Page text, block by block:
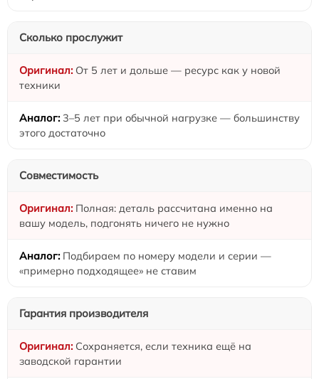
Сколько прослужит
От 5 лет и дольше — ресурс как у новой
техники
3–5 лет при обычной нагрузке — большинству
этого достаточно
Совместимость
Полная: деталь рассчитана именно на
вашу модель, подгонять ничего не нужно
Подбираем по номеру модели и серии —
«примерно подходящее» не ставим
Гарантия производителя
Сохраняется, если техника ещё на
заводской гарантии